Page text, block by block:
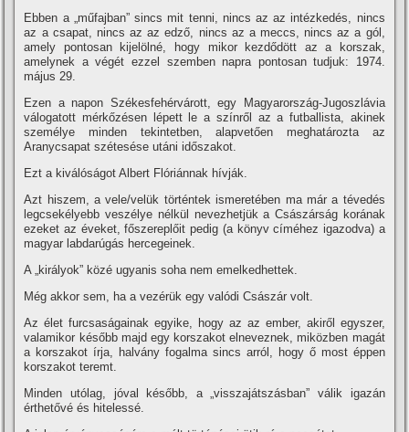
Ebben a „műfajban” sincs mit tenni, nincs az az intézkedés, nincs
az a csapat, nincs az az edző, nincs az a meccs, nincs az a gól,
amely pontosan kijelölné, hogy mikor kezdődött az a korszak,
amelynek a végét ezzel szemben napra pontosan tudjuk: 1974.
május 29.
Ezen a napon Székesfehérvárott, egy Magyarország-Jugoszlávia
válogatott mérkőzésen lépett le a szí­nről az a futballista, akinek
személye minden tekintetben, alapvetően meghatározta az
Aranycsapat szétesése utáni időszakot.
Ezt a kiválóságot Albert Flóriánnak hí­vják.
Azt hiszem, a vele/velük történtek ismeretében ma már a tévedés
legcsekélyebb veszélye nélkül nevezhetjük a Császárság korának
ezeket az éveket, főszereplőit pedig (a könyv cí­méhez igazodva) a
magyar labdarúgás hercegeinek.
A „királyok” közé ugyanis soha nem emelkedhettek.
Még akkor sem, ha a vezérük egy valódi Császár volt.
Az élet furcsaságainak egyike, hogy az az ember, akiről egyszer,
valamikor később majd egy korszakot elneveznek, miközben magát
a korszakot í­rja, halvány fogalma sincs arról, hogy ő most éppen
korszakot teremt.
Minden utólag, jóval később, a „visszajátszásban” válik igazán
érthetővé és hitelessé.